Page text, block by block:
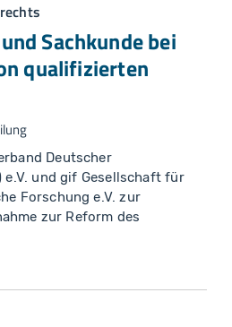
Sachkunde bei
qualifizierten
Deutscher
und gif Gesellschaft für
Forschung e.V. zur
zur Reform des